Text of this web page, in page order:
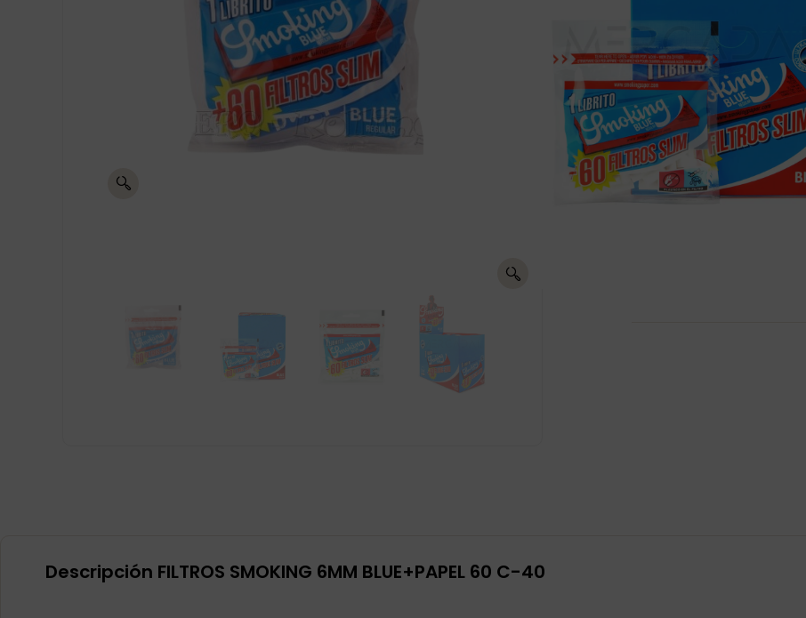
Registrate para ver
Comparte FILTROS SMOKING
BLUE+PAPEL 60 C-40 en:
Descripción FILTROS SMOKING 6MM BLUE+PAPEL 60 C-40